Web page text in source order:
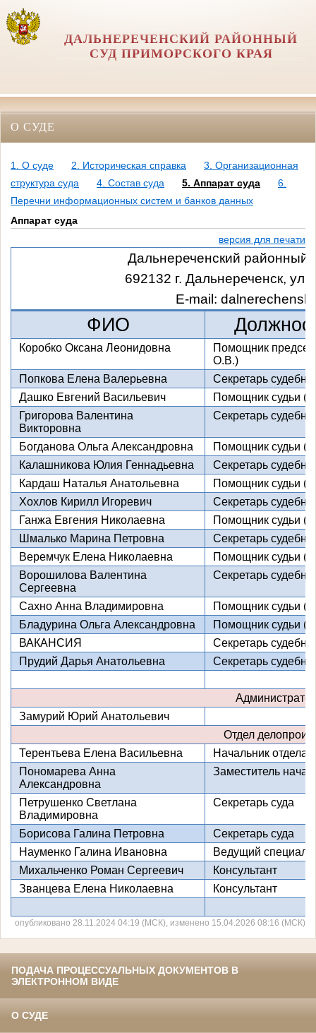
ДАЛЬНЕРЕЧЕНСКИЙ РАЙОННЫЙ
СУД ПРИМОРСКОГО КРАЯ
О СУДЕ
1. О суде 2. Историческая справка
3. Организационная
структура суда
4. Состав суда 5. Аппарат суда
6.
Перечни информационных систем и банков данных
Аппарат суда
версия для печати
Дальнереченский районный
692132 г. Дальнереченск,
E-mail:
ФИО
Коробко Оксана Леонидовна
Помощник
О.В.)
Попкова Елена Валерьевна
Секретарь
Дашко Евгений Васильевич
Помощник судьи
Григорова Валентина
Викторовна
Секретарь
Богданова Ольга Александровна
Помощник судьи
Калашникова Юлия Геннадьевна
Секретарь
Кардаш Наталья Анатольевна
Помощник судьи
Хохлов Кирилл Игоревич
Секретарь
Ганжа Евгения Николаевна
Помощник судьи
Шмалько Марина Петровна
Секретарь
Веремчук Елена Николаевна
Помощник судьи
Ворошилова Валентина
Сергеевна
Секретарь
Сахно Анна Владимировна
Помощник судьи
Бладурина Ольга Александровна
Помощник судьи
ВАКАНСИЯ
Секретарь
Прудий Дарья Анатольевна
Секретарь
Замурий Юрий Анатольевич
Отдел
Терентьева Елена Васильевна
Начальник отдела
Пономарева Анна
Александровна
Заместитель
Петрушенко Светлана
Владимировна
Секретарь суда
Борисова Галина Петровна
Секретарь суда
Науменко Галина Ивановна
Ведущий
Михальченко Роман Сергеевич
Консультант
Званцева Елена Николаевна
Консультант
опубликовано 28.11.2024 04:19 (МСК), изменено 15.04.2026 08:16 (МСК)
ПОДАЧА ПРОЦЕССУАЛЬНЫХ ДОКУМЕНТОВ В
ЭЛЕКТРОННОМ ВИДЕ
О СУДЕ